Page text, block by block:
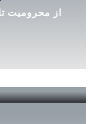
از محرومیت